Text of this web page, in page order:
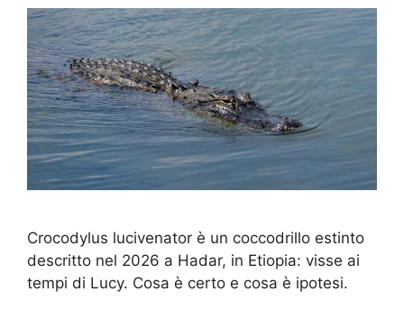
Crocodylus lucivenator è un coccodrillo estinto
descritto nel 2026 a Hadar, in Etiopia: visse ai
tempi di Lucy. Cosa è certo e cosa è ipotesi.